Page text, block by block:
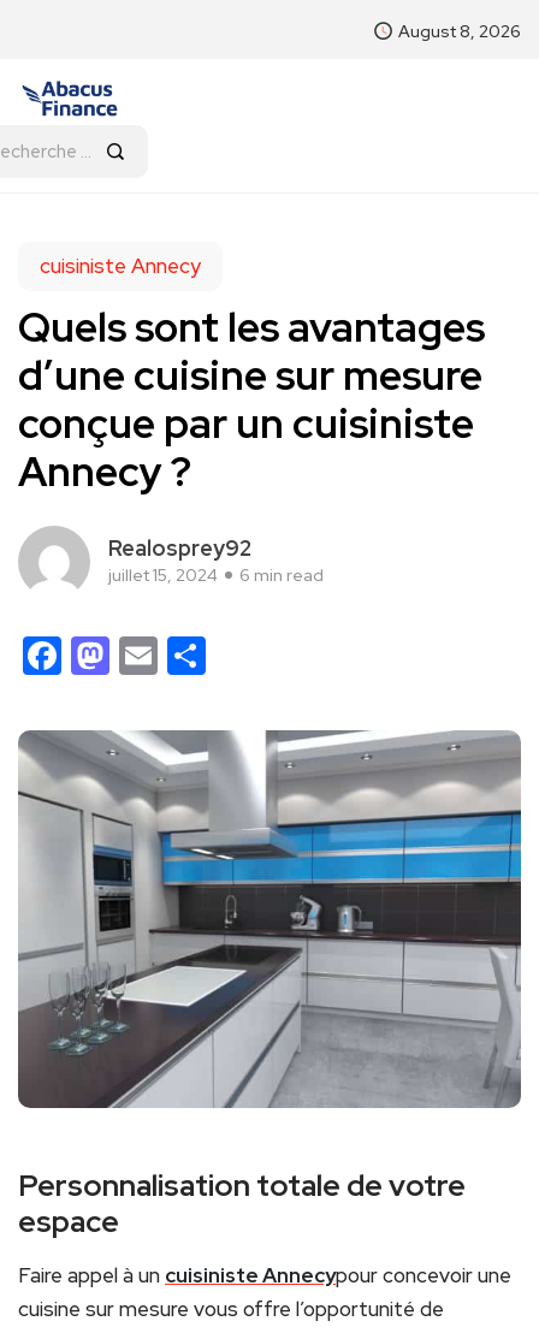
August 8, 2026
cuisiniste Annecy
Quels sont les avantages
d’une cuisine sur mesure
conçue par un cuisiniste
Annecy ?
Realosprey92
juillet 15, 2024 6 min read
Facebook
Mastodon
Email
Personnalisation totale de votre
espace
Faire appel à un cuisiniste Annecypour concevoir une
cuisine sur mesure vous offre l’opportunité de